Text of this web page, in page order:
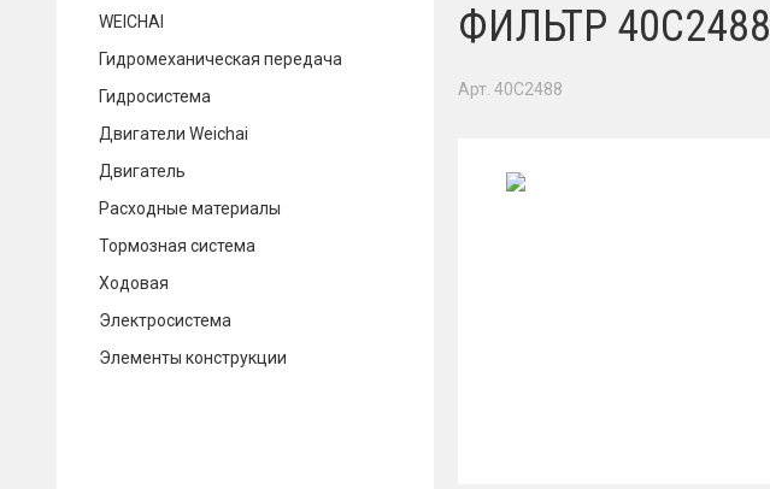
СЕРВИС
WEICHAI
Гидромеханическая передача
Гидросистема
Двигатели Weichai
Двигатель
Расходные материалы
Тормозная система
Ходовая
Электросистема
Элементы конструкции
ФИЛЬТР 40C2488
Арт. 40C2488